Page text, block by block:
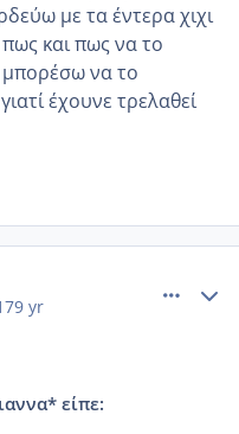
με τα έντερα χιχι
και πως να το
να το
έχουνε τρελαθεί
9 yr
είπε: